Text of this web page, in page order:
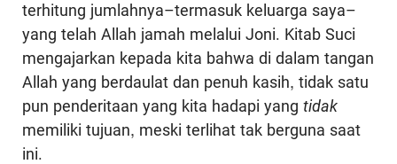
terhitung jumlahnya–termasuk keluarga saya–
yang telah Allah jamah melalui Joni. Kitab Suci
mengajarkan kepada kita bahwa di dalam tangan
Allah yang berdaulat dan penuh kasih, tidak satu
pun penderitaan yang kita hadapi yang tidak
memiliki tujuan, meski terlihat tak berguna saat
ini.